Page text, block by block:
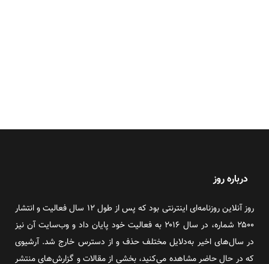
درباره روز
روز آنلاین روزنامه‌ای اینترنتی بود که پس از طول ۱۲ سال فعالیت و انتشار
۲۵۰۰ شماره، در سال ۲۰۱۶ به فعالیت خود پایان داد و وب‌سایت آن نیز
در سال‌های اخیر به‌دلایل مختلف حذف و از دسترس خارج شد. آرشیوی
که در حال حاضر مشاهده می‌کنید، بخشی از مقالات و گزارش‌های منتشر